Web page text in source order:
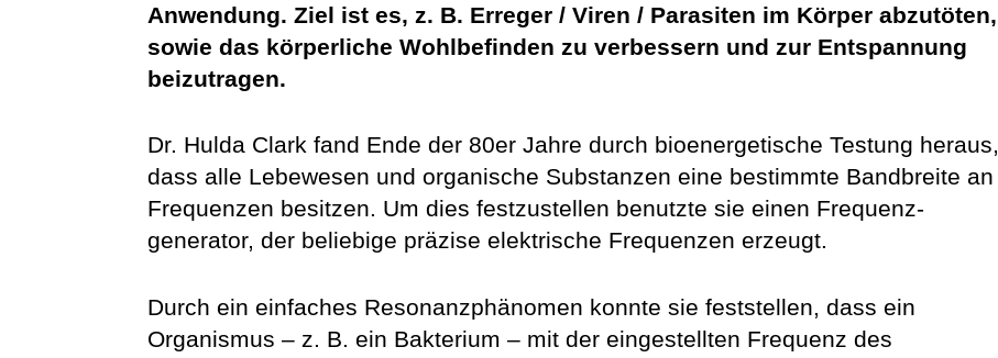
Anwendung. Ziel ist es, z. B. Erreger / Viren / Parasiten im Körper abzutöten,
sowie das körperliche Wohlbefinden zu verbessern und zur Entspannung
beizutragen.
Dr. Hulda Clark fand Ende der 80er Jahre durch bioenergetische Testung heraus,
dass alle Lebewesen und organische Substanzen eine bestimmte Bandbreite an
Frequenzen besitzen. Um dies festzustellen benutzte sie einen Frequenz­
generator, der beliebige präzise elektrische Frequenzen erzeugt.
Durch ein einfaches Resonanzphänomen konnte sie feststellen, dass ein
Organismus – z. B. ein Bakterium – mit der einge­stellten Frequenz des